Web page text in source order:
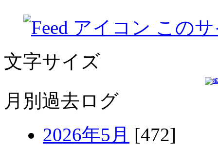
この
文字サイズ
月別過去ログ
2026年5月 [472]